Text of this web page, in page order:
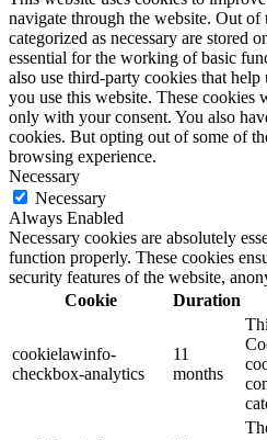
navigate through the website. Out of
categorized as necessary are stored
essential for the working of basic
also use third-party cookies that
you use this website. These
only with your consent. You also
cookies. But opting out of some of
browsing experience.
Necessary
Necessary
Always Enabled
Necessary cookies are absolutely
function properly. These cookies
security features of the website,
Cookie
Duration
cookielawinfo-
checkbox-analytics
11
months